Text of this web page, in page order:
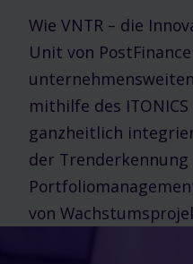
Wie VNTR – die
Unit von
mithilfe des
ganzheitlich
der Trenderkennung
von